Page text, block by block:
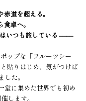
道を超える。
卓へ。
いつも旅している ––––
ップな「フルーツシー
貼りはじめ、気がつけば
た。
堂に集めた世界でも初め
します。